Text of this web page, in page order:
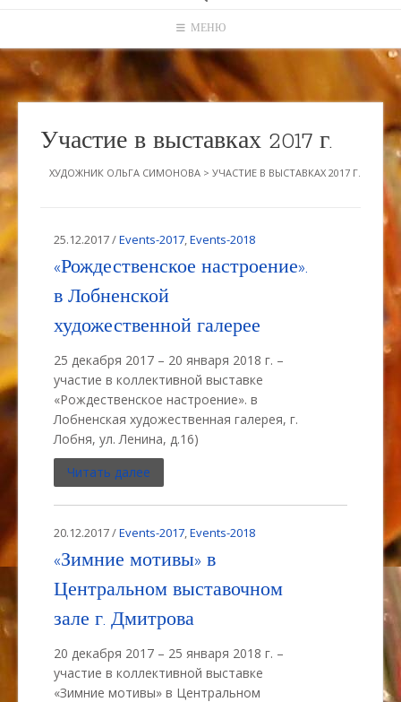
МЕНЮ
Участие в выставках 2017 г.
ХУДОЖНИК ОЛЬГА СИМОНОВА > УЧАСТИЕ В ВЫСТАВКАХ 2017 Г.
25.12.2017 /Events-2017,Events-2018
«Рождественское настроение».
в Лобненской
художественной галерее
25 декабря 2017 – 20 января 2018 г. –
участие в коллективной выставке
«Рождественское настроение». в
Лобненская художественная галерея, г.
Лобня, ул. Ленина, д.16)
Читать далее
20.12.2017 /Events-2017,Events-2018
«Зимние мотивы» в
Центральном выставочном
зале г. Дмитрова
20 декабря 2017 – 25 января 2018 г. –
участие в коллективной выставке
«Зимние мотивы» в Центральном